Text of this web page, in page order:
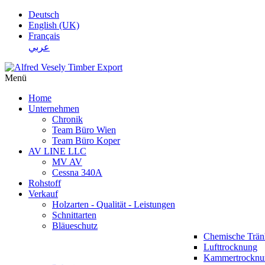
Deutsch
English (UK)
Français
عربي
Menü
Home
Unternehmen
Chronik
Team Büro Wien
Team Büro Koper
AV LINE LLC
MV AV
Cessna 340A
Rohstoff
Verkauf
Holzarten - Qualität - Leistungen
Schnittarten
Bläueschutz
Chemische
Lufttrocknung